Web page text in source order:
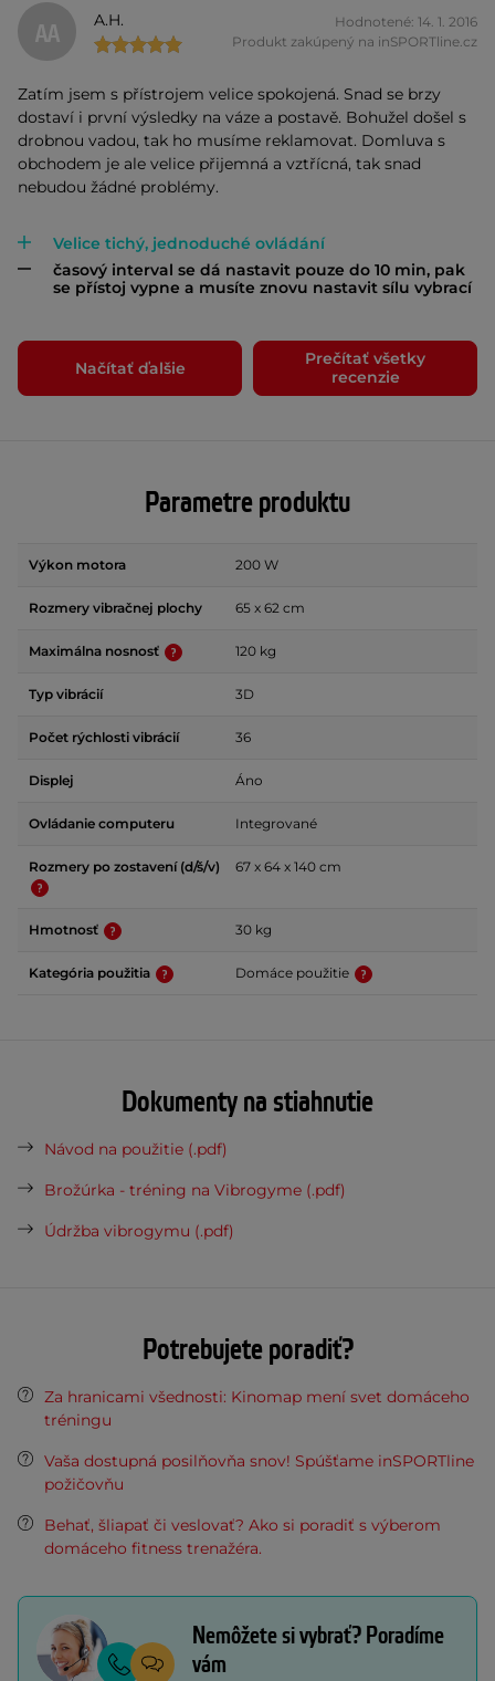
AA A.H.
Hodnotené: 14. 1. 2016
Produkt zakúpený na inSPORTline.cz
Zatím jsem s přístrojem velice spokojená. Snad se brzy
dostaví i první výsledky na váze a postavě. Bohužel došel s
drobnou vadou, tak ho musíme reklamovat. Domluva s
obchodem je ale velice přijemná a vztřícná, tak snad
nebudou žádné problémy.
Velice tichý, jednoduché ovládání
časový interval se dá nastavit pouze do 10 min, pak
se přístoj vypne a musíte znovu nastavit sílu vybrací
Načítať ďalšie
Prečítať všetky
recenzie
Parametre produktu
Výkon motora 200 W
Rozmery vibračnej plochy 65 x 62 cm
Maximálna nosnosť 120 kg
Typ vibrácií 3D
Počet rýchlosti vibrácií 36
Displej Áno
Ovládanie computeru Integrované
Rozmery po zostavení (d/š/v) 67 x 64 x 140 cm
Hmotnosť 30 kg
Kategória použitia Domáce použitie
Dokumenty na stiahnutie
Návod na použitie (.pdf)
Brožúrka - tréning na Vibrogyme (.pdf)
Údržba vibrogymu (.pdf)
Potrebujete poradiť?
Za hranicami všednosti: Kinomap mení svet domáceho
tréningu
Vaša dostupná posilňovňa snov! Spúšťame inSPORTline
požičovňu
Behať, šliapať či veslovať? Ako si poradiť s výberom
domáceho fitness trenažéra.
Nemôžete si vybrať? Poradíme
vám